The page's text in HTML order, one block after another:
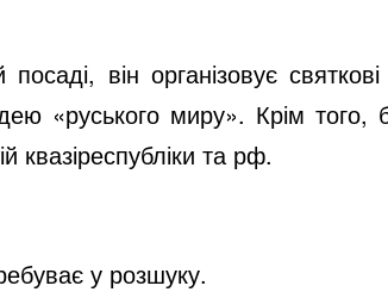
посаді, він організовує
«руського миру». Крім того,
квазіреспубліки та рф.
у розшуку.